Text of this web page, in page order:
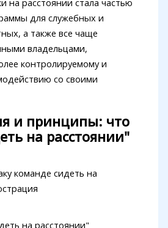
на расстоянии стала частью
для служебных и
а также все чаще
владельцами,
контролируемому и
со своими
и принципы: что
на расстоянии"
на расстоянии"